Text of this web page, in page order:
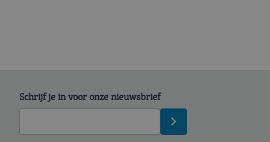
Schrijf je in voor onze nieuwsbrief